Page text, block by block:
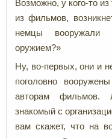
Возможно, у кого-то из
из фильмов,
немцы вооружали
оружием?»
Ну, во-первых, они и
поголовно
авторам фильмов.
знакомый с
вам скажет, что на